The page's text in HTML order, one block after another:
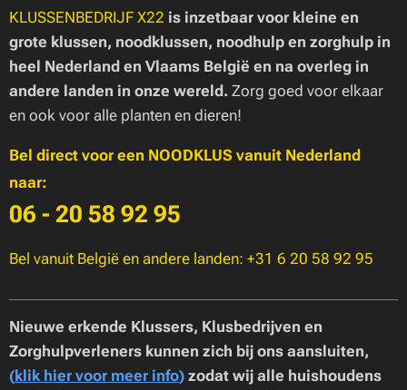
KLUSSENBEDRIJF X22 is inzetbaar voor kleine en
grote klussen, noodklussen, noodhulp en zorghulp in
heel Nederland en Vlaams België en na overleg in
andere landen in onze wereld. Zorg goed voor elkaar
en ook voor alle planten en dieren!
Bel direct voor een NOODKLUS vanuit Nederland
naar:
06 - 20 58 92 95
Bel vanuit België en andere landen: +31 6 20 58 92 95
Nieuwe erkende Klussers, Klusbedrijven en
Zorghulpverleners kunnen zich bij ons aansluiten,
(klik hier voor meer info) zodat wij alle huishoudens